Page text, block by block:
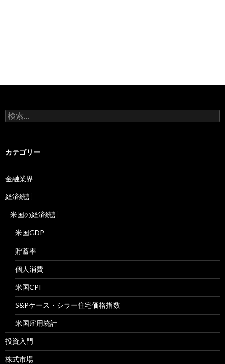
検
索:
カテゴリー
金融業界
経済統計
米国の経済統計
米国GDP
貯蓄率
個人消費
米国CPI
S&Pケース・シラー住宅価格指数
米国雇用統計
投資入門
株式市場